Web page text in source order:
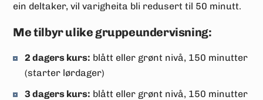
ein deltaker, vil varigheita bli redusert til 50 minutt.
Me tilbyr ulike gruppeundervisning:
2 dagers kurs: blått eller grønt nivå, 150 minutter
(starter lørdager)
3 dagers kurs: blått eller grønt nivå, 150 minutter